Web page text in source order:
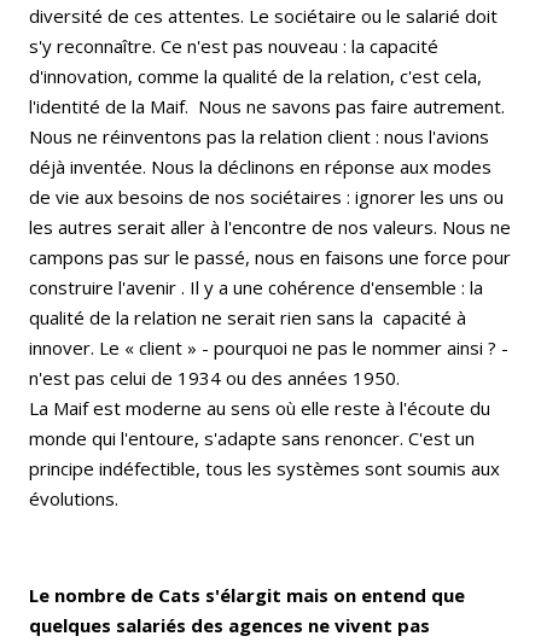
diversité de ces attentes. Le sociétaire ou le salarié doit
s'y reconnaître. Ce n'est pas nouveau : la capacité
d'innova­tion, comme la qualité de la relation, c'est cela,
l'identité de la Maif. Nous ne savons pas faire autrement.
Nous ne réinventons pas la relation client : nous l'avions
déjà inventée. Nous la déclinons en réponse aux modes
de vie aux besoins de nos sociétaires : ignorer les uns ou
les autres serait aller à l'encontre de nos valeurs. Nous ne
campons pas sur le passé, nous en faisons une force pour
construire l'avenir . Il y a une cohérence d'ensemble : la
qualité de la relation ne serait rien sans la capacité à
innover. Le « client » - pourquoi ne pas le nommer ainsi ? -
n'est pas celui de 1934 ou des années 1950.
La Maif est moderne au sens où elle reste à l'écoute du
monde qui l'entoure, s'adapte sans renoncer. C'est un
principe indéfectible, tous les systèmes sont soumis aux
évolutions.
Le nombre de Cats s'élargit mais on entend que
quelques salariés des agences ne vivent pas